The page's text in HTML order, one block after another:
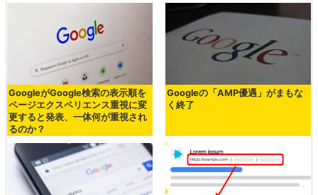
GoogleがGoogle検索の表示順を
ページエクスペリエンス重視に変
更すると発表、一体何が重視され
るのか？
Googleの「AMP優遇」がまもな
く終了